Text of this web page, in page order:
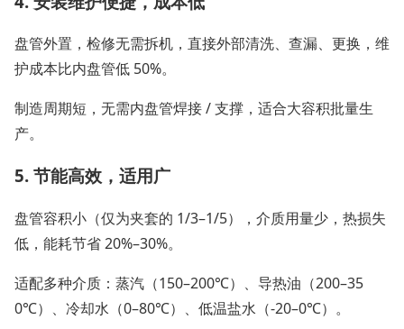
盘管外置，检修无需拆机，直接外部清洗、查漏、更换，维
护成本比内盘管低 50%。
制造周期短，无需内盘管焊接 / 支撑，适合大容积批量生
产。
5. 节能高效，适用广
盘管容积小（仅为夹套的 1/3–1/5），介质用量少，热损失
低，能耗节省 20%–30%。
适配多种介质：蒸汽（150–200℃）、导热油（200–35
0℃）、冷却水（0–80℃）、低温盐水（-20–0℃）。